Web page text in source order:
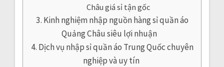
Châu giá sỉ tận gốc
Kinh nghiệm nhập nguồn hàng sỉ quần áo
Quảng Châu siêu lợi nhuận
Dịch vụ nhập sỉ quần áo Trung Quốc chuyên
nghiệp và uy tín